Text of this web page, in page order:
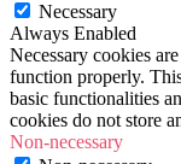
Necessary
Always Enabled
Necessary cookies
function properly.
basic functionalities
cookies do not store
Non-necessary